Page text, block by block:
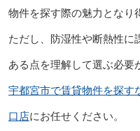
物件を探す際の魅力となり
ただし、防湿性や断熱性に
ある点を理解して選ぶ必要
宇都宮市で賃貸物件を探す
口店にお任せください。